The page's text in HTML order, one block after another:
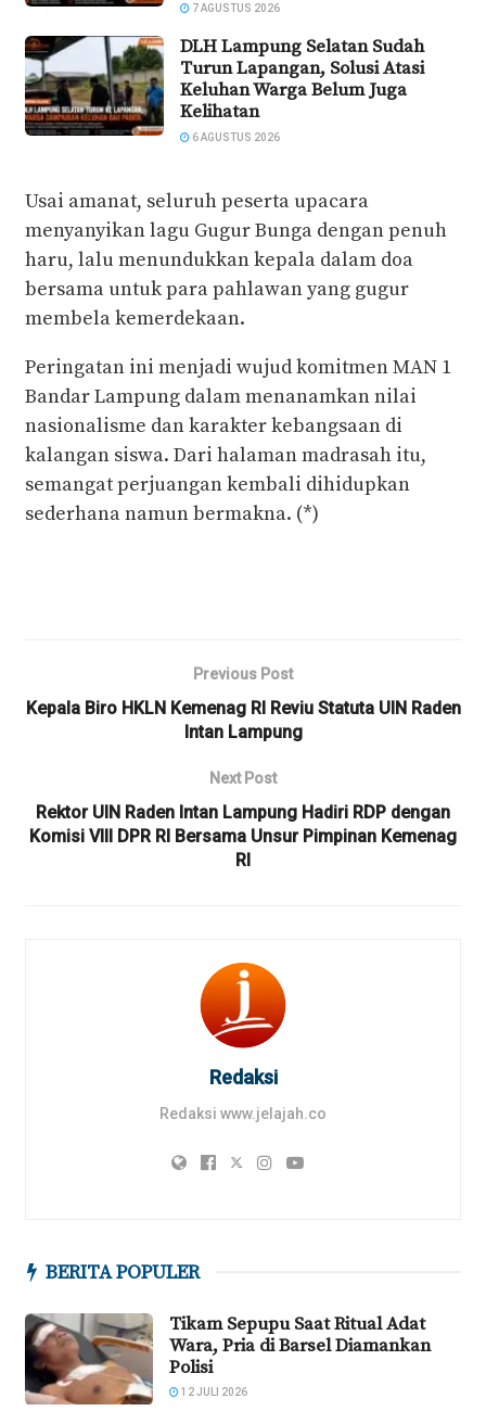
7 AGUSTUS 2026
DLH Lampung Selatan Sudah
Turun Lapangan, Solusi Atasi
Keluhan Warga Belum Juga
Kelihatan
6 AGUSTUS 2026
Usai amanat, seluruh peserta upacara
menyanyikan lagu Gugur Bunga dengan penuh
haru, lalu menundukkan kepala dalam doa
bersama untuk para pahlawan yang gugur
membela kemerdekaan.
Peringatan ini menjadi wujud komitmen MAN 1
Bandar Lampung dalam menanamkan nilai
nasionalisme dan karakter kebangsaan di
kalangan siswa. Dari halaman madrasah itu,
semangat perjuangan kembali dihidupkan
sederhana namun bermakna. (*)
Previous Post
Kepala Biro HKLN Kemenag RI Reviu Statuta UIN Raden
Intan Lampung
Next Post
Rektor UIN Raden Intan Lampung Hadiri RDP dengan
Komisi VIII DPR RI Bersama Unsur Pimpinan Kemenag
RI
Redaksi
Redaksi www.jelajah.co
BERITA POPULER
Tikam Sepupu Saat Ritual Adat
Wara, Pria di Barsel Diamankan
Polisi
12 JULI 2026